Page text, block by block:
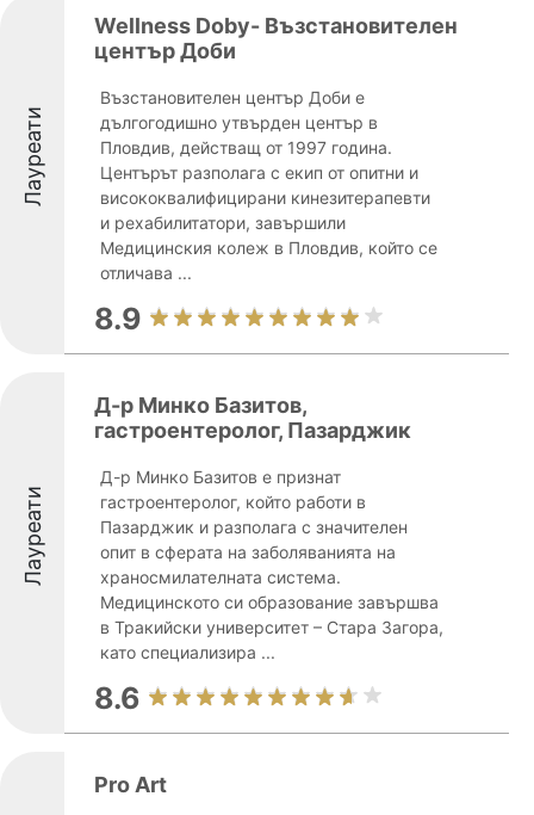
Лауреати
Wellness Doby- Възстановителен
център Доби
Възстановителен център Доби е
дългогодишно утвърден център в
Пловдив, действащ от 1997 година.
Центърът разполага с екип от опитни и
висококвалифицирани кинезитерапевти
и рехабилитатори, завършили
Медицинския колеж в Пловдив, който се
отличава ...
8.9
Лауреати
Д-р Минко Базитов,
гастроентеролог, Пазарджик
Д-р Минко Базитов е признат
гастроентеролог, който работи в
Пазарджик и разполага с значителен
опит в сферата на заболяванията на
храносмилателната система.
Медицинското си образование завършва
в Тракийски университет – Стара Загора,
като специализира ...
8.6
Pro Art